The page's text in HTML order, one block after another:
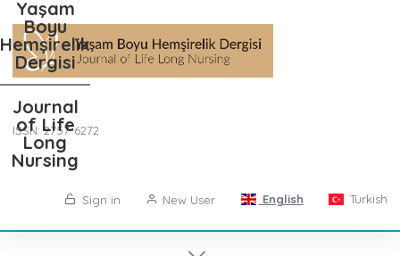
ISSN: 2757-6272
Yaşam
Boyu
Hemşirelik
Dergisi
Journal
of Life
Long
Nursing
Sign in New User English Turkish